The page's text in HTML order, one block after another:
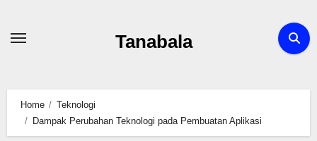
Tanabala
Home
Teknologi
Dampak Perubahan Teknologi pada Pembuatan Aplikasi